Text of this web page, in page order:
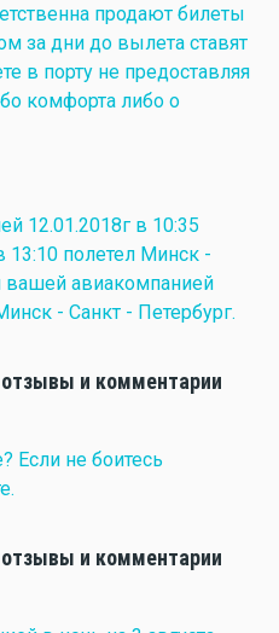
продают билеты
за дни до вылета ставят
в порту не предоставляя
комфорта либо о
12.01.2018г в 10:35
13:10 полетел Минск -
авиакомпанией
- Санкт - Петербург.
и комментарии
Если не боитесь
и комментарии